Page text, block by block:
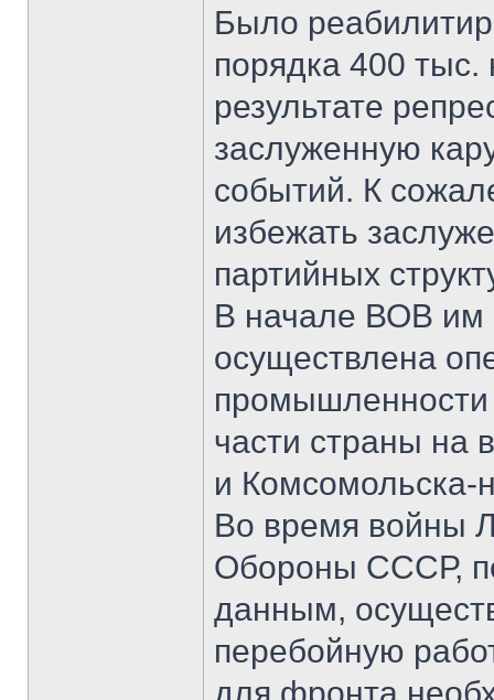
Было
порядка 400
результате
заслуженную
событий. К
избежать
партийных
В начале ВОВ им
осуществлена
промышленности
части страны на
и Комсомольска-
Во время войны
Обороны СССР,
данным,
перебойную